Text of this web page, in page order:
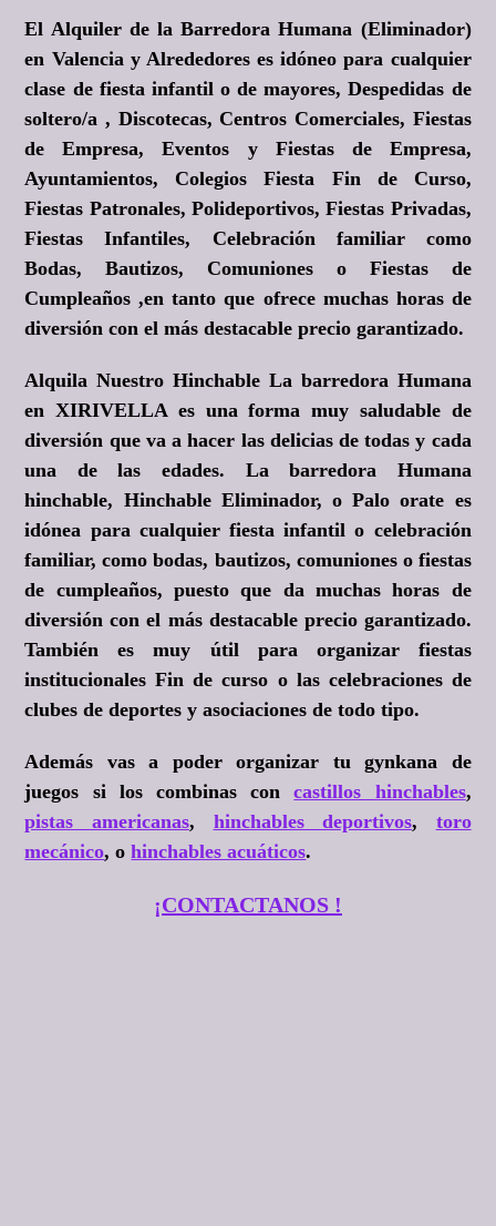
El Alquiler de la Barredora Humana (Eliminador)
en Valencia y Alrededores es idóneo para cualquier
clase de fiesta infantil o de mayores, Despedidas de
soltero/a , Discotecas, Centros Comerciales, Fiestas
de Empresa, Eventos y Fiestas de Empresa,
Ayuntamientos, Colegios Fiesta Fin de Curso,
Fiestas Patronales, Polideportivos, Fiestas Privadas,
Fiestas Infantiles, Celebración familiar como
Bodas, Bautizos, Comuniones o Fiestas de
Cumpleaños ,en tanto que ofrece muchas horas de
diversión con el más destacable precio garantizado.
Alquila Nuestro Hinchable La barredora Humana
en XIRIVELLA es una forma muy saludable de
diversión que va a hacer las delicias de todas y cada
una de las edades. La barredora Humana
hinchable, Hinchable Eliminador, o Palo orate es
idónea para cualquier fiesta infantil o celebración
familiar, como bodas, bautizos, comuniones o fiestas
de cumpleaños, puesto que da muchas horas de
diversión con el más destacable precio garantizado.
También es muy útil para organizar fiestas
institucionales Fin de curso o las celebraciones de
clubes de deportes y asociaciones de todo tipo.
Además vas a poder organizar tu gynkana de
juegos si los combinas concastillos hinchables,
pistas americanas, hinchables deportivos, toro
mecánico, ohinchables acuáticos.
¡CONTACTANOS !